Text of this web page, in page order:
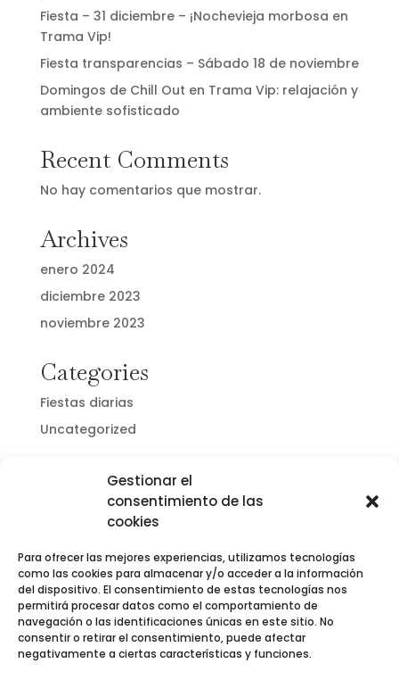
Gestionar el
consentimiento de las
cookies
Para ofrecer las mejores experiencias, utilizamos tecnologías
como las cookies para almacenar y/o acceder a la información
del dispositivo. El consentimiento de estas tecnologías nos
permitirá procesar datos como el comportamiento de
navegación o las identificaciones únicas en este sitio. No
consentir o retirar el consentimiento, puede afectar
negativamente a ciertas características y funciones.
Fiesta – 31 diciembre – ¡Nochevieja morbosa en
Trama Vip!
Fiesta transparencias – Sábado 18 de noviembre
Domingos de Chill Out en Trama Vip: relajación y
ambiente sofisticado
Recent Comments
No hay comentarios que mostrar.
Archives
enero 2024
diciembre 2023
noviembre 2023
Categories
Fiestas diarias
Uncategorized